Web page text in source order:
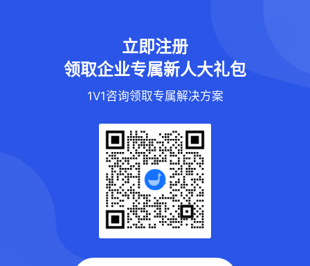
立即注册
领取企业专属新人大礼包
1V1咨询领取专属解决方案